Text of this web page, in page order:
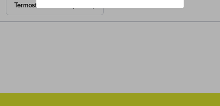
Termostate wireless (fara fir)